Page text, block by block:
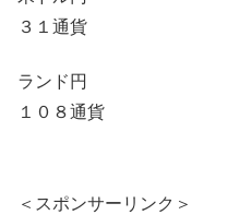
３１通貨
ランド円
１０８通貨
＜スポンサーリンク＞